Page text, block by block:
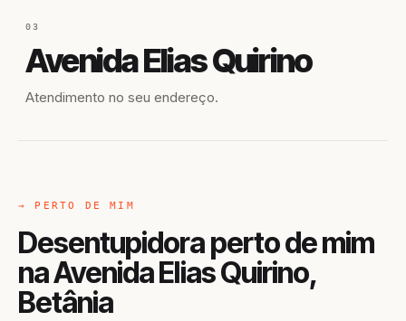
03
Avenida Elias Quirino
Atendimento no seu endereço.
→ PERTO DE MIM
Desentupidora perto de mim
na Avenida Elias Quirino,
Betânia